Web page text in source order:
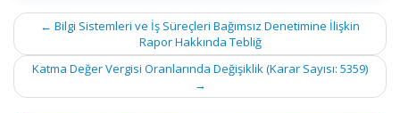
Post
navigation
← Bilgi Sistemleri ve İş Süreçleri Bağımsız Denetimine İlişkin
Rapor Hakkında Tebliğ
Katma Değer Vergisi Oranlarında Değişiklik (Karar Sayısı: 5359)
→